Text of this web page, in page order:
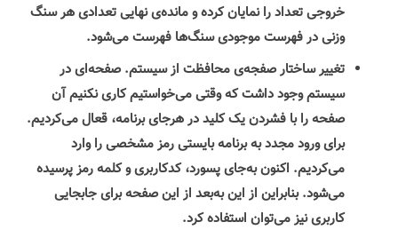
خروجی تعداد را نمایان کرده و مانده‌ی نهایی تعدادی هر سنگ
وزنی در فهرست موجودی سنگ‌ها فهرست می‌شود.
‌تغییر ساختار صفجه‌ی محافظت از سیستم. صفحه‌ای در
سیستم وجود داشت که وقتی می‌خواستیم کاری نکنیم آن
صفحه را با فشردن یک کلید در هرجای برنامه، قعال می‌کردیم.
برای ورود مجدد به برنامه بایستی رمز مشخصی را وارد
می‌کردیم. اکنون به‌جای پسورد، کدکاربری و کلمه رمز پرسیده
می‌شود. بنابراین از این به‌بعد از این صفحه برای جابجایی
کاربری نیز می‌توان استفاده کرد.